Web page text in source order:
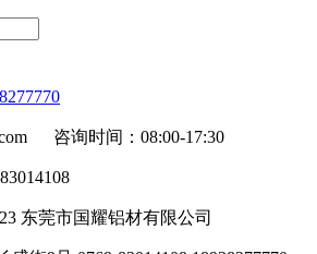
咨询时间：08:00-17:30
东莞市国耀铝材有限公司